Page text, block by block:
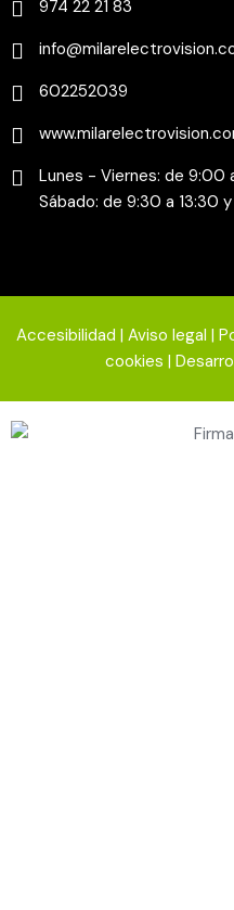
974 22 21 83
602252039
Lunes - Viernes: de 9:00
Sábado: de 9:30 a 13:30
Accesibilidad | Aviso legal |
cookies |